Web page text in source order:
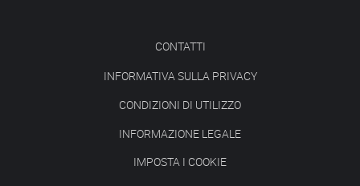
CONTATTI
INFORMATIVA SULLA PRIVACY
CONDIZIONI DI UTILIZZO
INFORMAZIONE LEGALE
IMPOSTA I COOKIE